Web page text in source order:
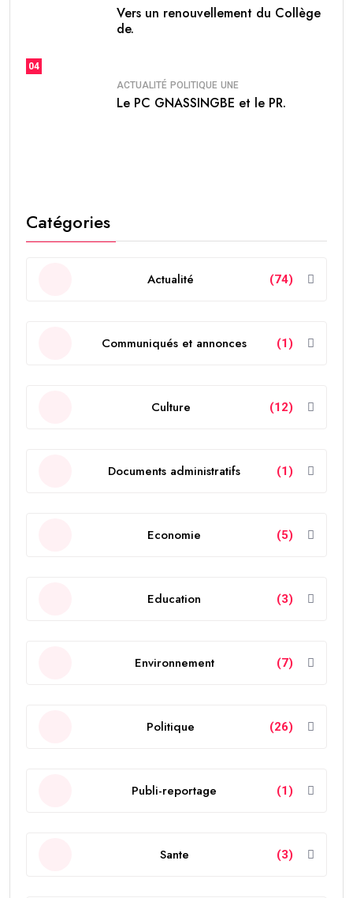
Vers un renouvellement du Collège
de.
04
ACTUALITÉ POLITIQUE UNE
Le PC GNASSINGBE et le PR.
Catégories
Actualité (74)
Communiqués et annonces (1)
Culture (12)
Documents administratifs (1)
Economie (5)
Education (3)
Environnement (7)
Politique (26)
Publi-reportage (1)
Sante (3)